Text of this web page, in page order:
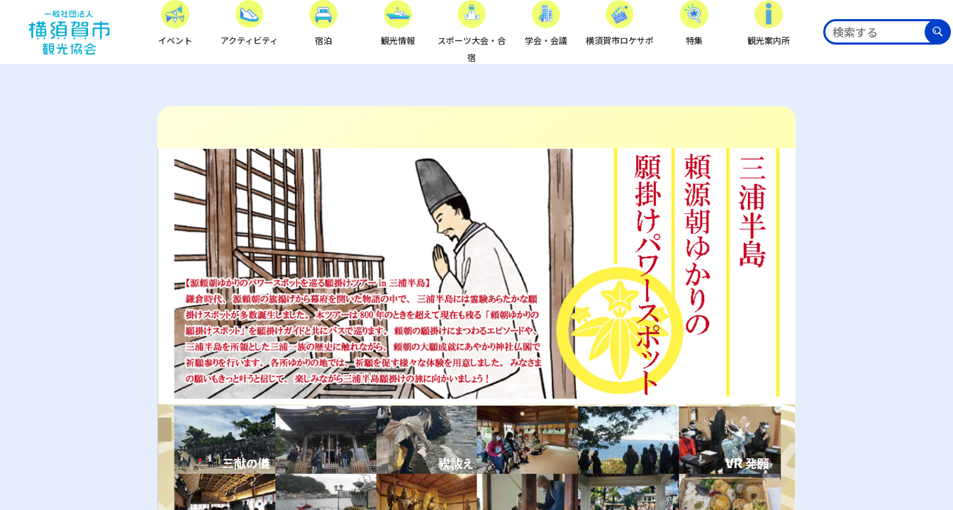
イベント アクティビティ 宿泊 観光情報
スポーツ大会・合
宿
学会・会議 横須賀市ロケサポ 特集 観光案内所